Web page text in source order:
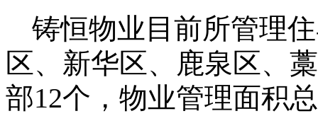
铸恒物业目前所管理
区、新华区、鹿泉区、
部12个，物业管理面积